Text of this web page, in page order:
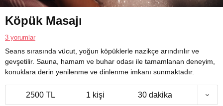
Köpük Masajı
3 yorumlar
Seans sırasında vücut, yoğun köpüklerle nazikçe arındırılır ve
gevşetilir. Sauna, hamam ve buhar odası ile tamamlanan deneyim,
konuklara derin yenilenme ve dinlenme imkanı sunmaktadır.
2500 TL 1 kişi 30 dakika